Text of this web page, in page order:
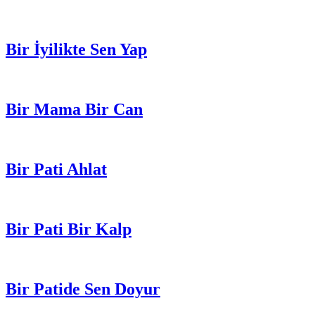
Bir İyilikte Sen Yap
Bir Mama Bir Can
Bir Pati Ahlat
Bir Pati Bir Kalp
Bir Patide Sen Doyur